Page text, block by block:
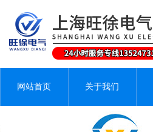
网站首页 关于我们